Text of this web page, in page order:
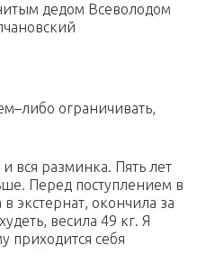
дедом Всеволодом
ограничивать,
вся разминка. Пять лет
Перед поступлением в
экстернат, окончила за
весила 49 кг. Я
приходится себя